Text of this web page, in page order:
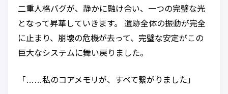
二重人格バグが、静かに融け合い、一つの完璧な光
となって昇華していきます。 遺跡全体の振動が完全
に止まり、崩壊の危機が去って、完璧な安定がこの
巨大なシステムに舞い戻りました。
「……私のコアメモリが、すべて繋がりました」